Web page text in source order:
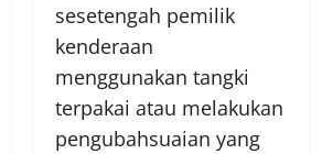
sesetengah pemilik
kenderaan
menggunakan tangki
terpakai atau melakukan
pengubahsuaian yang